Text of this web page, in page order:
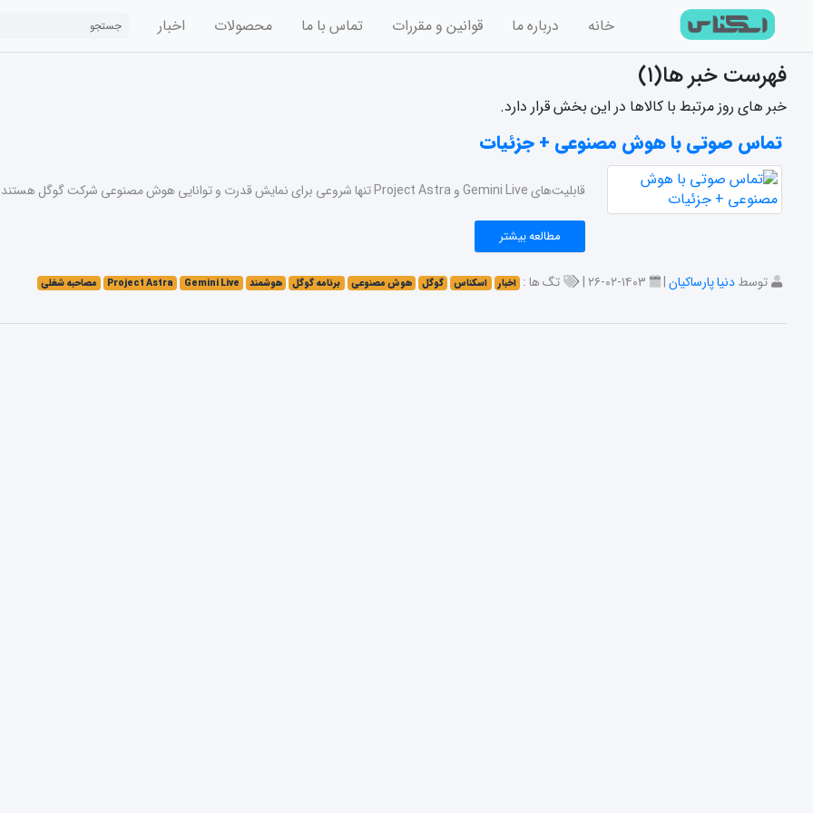
خانه درباره ما قوانین و مقررات تماس با ما محصولات اخبار
فهرست خبر ها(۱)
خبر های روز مرتبط با کالاها در این بخش قرار دارد.
تماس صوتی با هوش مصنوعی + جزئیات
قابلیت‌های Gemini Live و Project Astra تنها شروعی برای نمایش قدرت و توانایی هوش مصنوعی شرکت گوگل هستند. در ادامه با اسکناس همراه باشید.
مطالعه بیشتر
توسطدنیا پارساکیان| ۱۴۰۳-۰۲-۲۶ | تگ ها : اخبار اسکناس گوگل هوش مصنوعی برنامه گوگل هوشمند Gemini Live
Project Astra مصاحبه شغلی